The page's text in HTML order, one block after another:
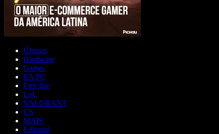
Últimas
Hardware
Games
EA FC
Free fire
LoL
VALORANT
CS
MAIS
Editorial